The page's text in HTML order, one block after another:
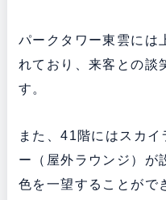
パークタワー東雲には
れており、来客との談
す。
また、41階にはスカイ
ー（屋外ラウンジ）が
色を一望することがで